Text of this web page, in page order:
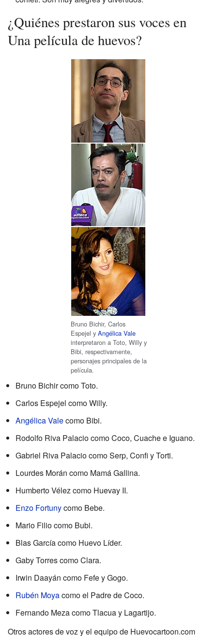
¿Quiénes prestaron sus voces en
Una película de huevos?
Bruno Bichir, Carlos
Espejel y Angélica Vale
interpretaron a Toto, Willy y
Bibi, respectivamente,
personajes principales de la
película.
Bruno Bichir como Toto.
Carlos Espejel como Willy.
Angélica Valecomo Bibi.
Rodolfo Riva Palacio como Coco, Cuache e Iguano.
Gabriel Riva Palacio como Serp, Confi y Torti.
Lourdes Morán como Mamá Gallina.
Humberto Vélez como Huevay II.
Enzo Fortunycomo Bebe.
Mario Filio como Bubi.
Blas García como Huevo Líder.
Gaby Torres como Clara.
Irwin Daayán como Fefe y Gogo.
Rubén Moyacomo el Padre de Coco.
Fernando Meza como Tlacua y Lagartijo.
Otros actores de voz y el equipo de Huevocartoon.com